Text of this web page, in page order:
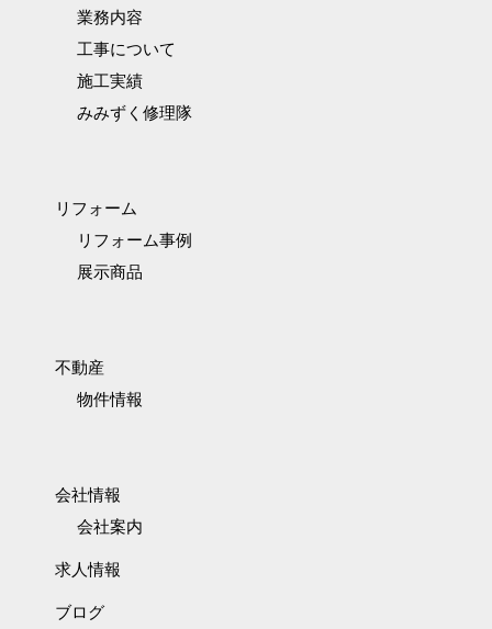
業務内容
工事について
施工実績
みみずく修理隊
リフォーム
リフォーム事例
展示商品
不動産
物件情報
会社情報
会社案内
求人情報
ブログ